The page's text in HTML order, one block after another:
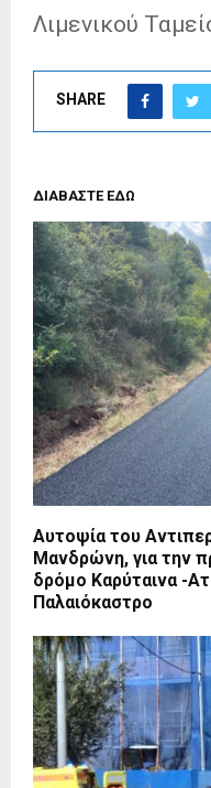
Λιμενικού
SHARE
ΔΙΑΒΑΣΤΕ ΕΔΩ
Αυτοψία του
Μανδρώνη, για την
δρόμο Καρύταινα -
Παλαιόκαστρο